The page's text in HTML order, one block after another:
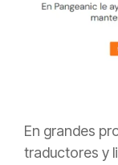
En grandes
traductores y